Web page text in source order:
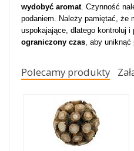
wydobyć aromat. Czynność
podaniem. Należy pamiętać, że
uspokajające, dlatego kontroluj i
ograniczony czas, aby uniknąć
Polecamy produkty